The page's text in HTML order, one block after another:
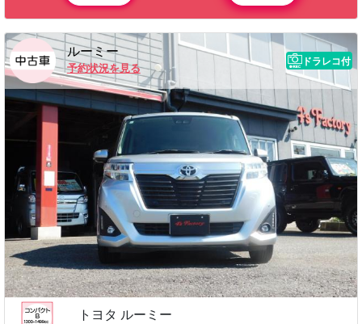
ルーミー
予約状況を見る
ドラレコ付
トヨタ ルーミー